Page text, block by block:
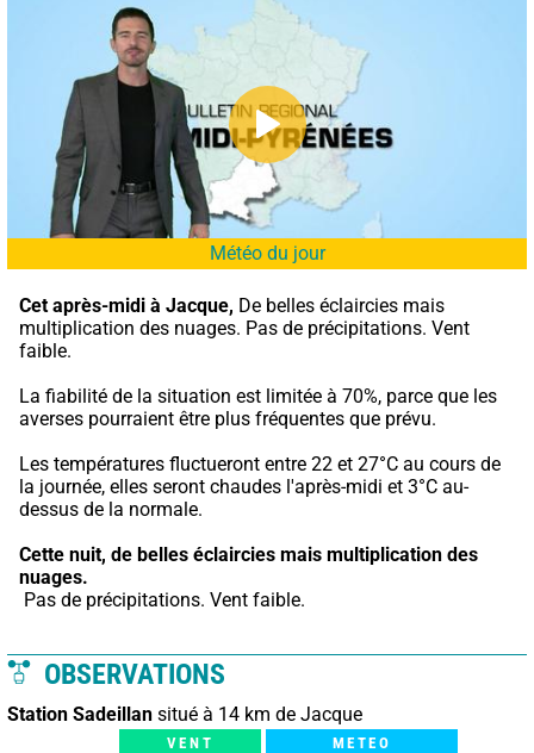
Météo du jour
Cet après-midi à Jacque, De belles éclaircies mais
multiplication des nuages. Pas de précipitations. Vent
faible.
La fiabilité de la situation est limitée à 70%, parce que les
averses pourraient être plus fréquentes que prévu.
Les températures fluctueront entre 22 et 27°C au cours de
la journée, elles seront chaudes l'après-midi et 3°C au-
dessus de la normale.
Cette nuit, de belles éclaircies mais multiplication des
nuages.
Pas de précipitations. Vent faible.
OBSERVATIONS
Station Sadeillan situé à 14 km de Jacque
VENT METEO